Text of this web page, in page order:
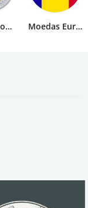
2 Euros Comemorativos Moedas Euro Andorra